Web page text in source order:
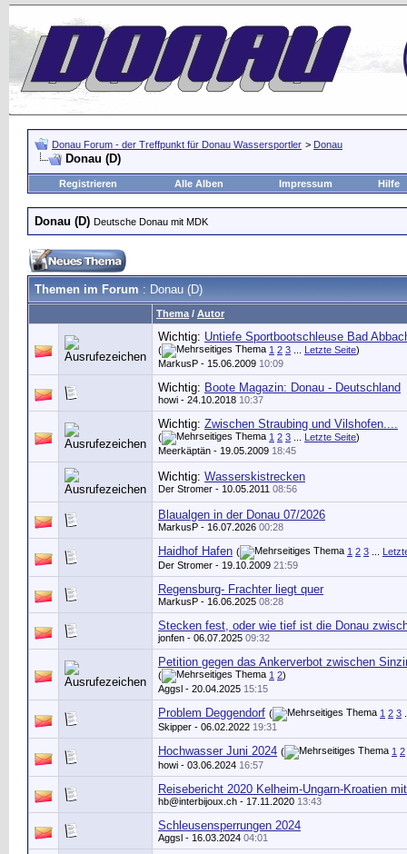
Donau Forum - der Treffpunkt für Donau Wassersportler > Donau
Donau (D)
Registrieren Alle Alben Impressum Hilfe
Donau (D) Deutsche Donau mit MDK
Themen im Forum : Donau (D)
Thema / Autor
Wichtig: Untiefe Sportbootschleuse Bad
( 1 2 3 Letzte Seite)
MarkusP - 15.06.2009 10:09
Wichtig: Boote Magazin: Donau - Deutschland
howi - 24.10.2018 10:37
Wichtig: Zwischen Straubing und Vilshofen....
( 1 2 3 Letzte Seite)
Meerkäptän - 19.05.2009 18:45
Wichtig: Wasserskistrecken
Der Stromer - 10.05.2011 08:56
Blaualgen in der Donau 07/2026
MarkusP - 16.07.2026 00:28
Haidhof Hafen ( 1 2 3
Der Stromer - 19.10.2009 21:59
Regensburg- Frachter liegt quer
MarkusP - 16.06.2025 08:28
Stecken fest, oder wie tief ist die Donau
jonfen - 06.07.2025 09:32
Petition gegen das Ankerverbot zwischen
( 1 2)
Aggsl - 20.04.2025 15:15
Problem Deggendorf ( 1 2 3
Skipper - 06.02.2022 19:31
Hochwasser Juni 2024 ( 1 2
howi - 03.06.2024 16:57
Reisebericht 2020 Kelheim-Ungarn-Kroatien
hb@interbijoux.ch - 17.11.2020 13:43
Schleusensperrungen 2024
Aggsl - 16.03.2024 04:01